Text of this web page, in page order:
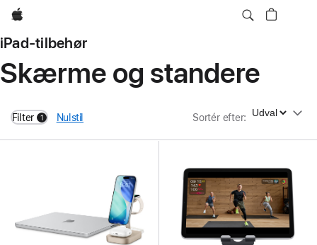
Apple
iPad-tilbehør
Skærme og standere
Filter 1
filters active
Nulstil Sortér efter: Sortér efter